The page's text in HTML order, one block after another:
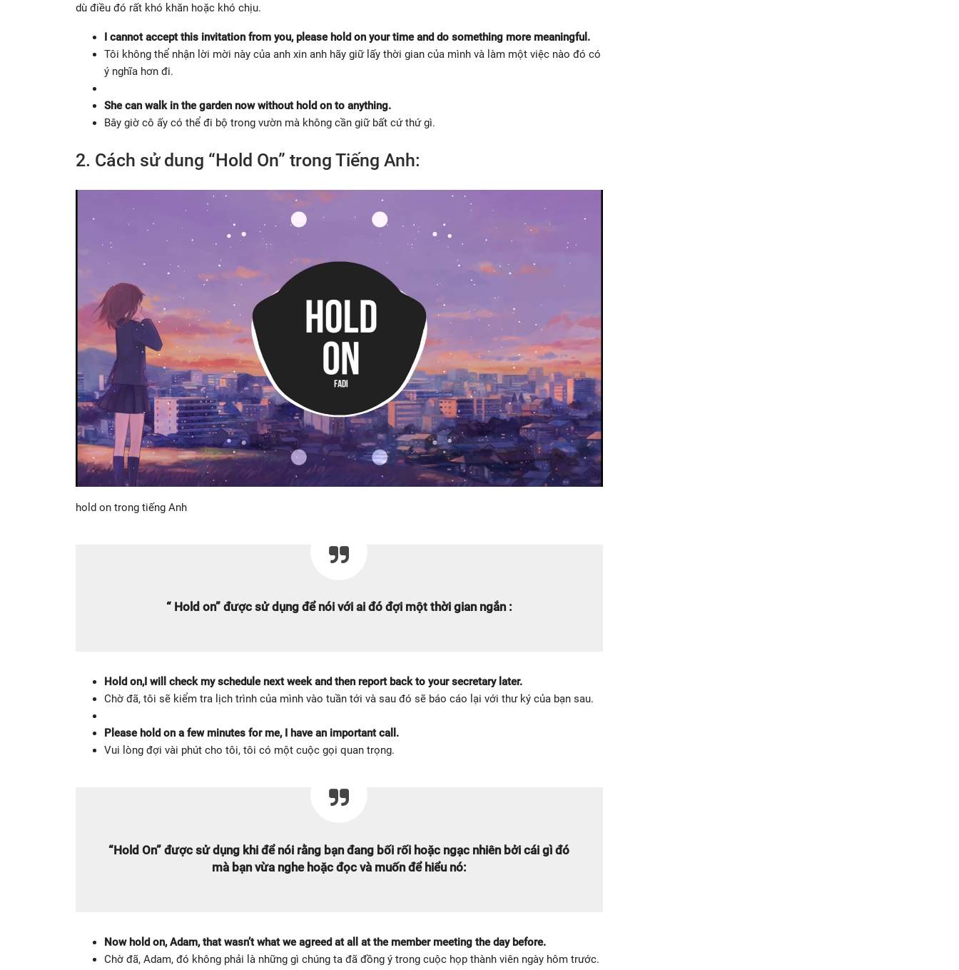
dù điều đó rất khó khăn hoặc khó chịu.
I cannot accept this invitation from you, please hold on your time and do something more meaningful.
Tôi không thể nhận lời mời này của anh xin anh hãy giữ lấy thời gian của mình và làm một việc nào đó có
ý nghĩa hơn đi.
She can walk in the garden now without hold on to anything.
Bây giờ cô ấy có thể đi bộ trong vườn mà không cần giữ bất cứ thứ gì.
2. Cách sử dung “Hold On” trong Tiếng Anh:
hold on trong tiếng Anh
“ Hold on” được sử dụng để nói với ai đó đợi một thời gian ngắn :
Hold on,I will check my schedule next week and then report back to your secretary later.
Chờ đã, tôi sẽ kiểm tra lịch trình của mình vào tuần tới và sau đó sẽ báo cáo lại với thư ký của bạn sau.
Please hold on a few minutes for me, I have an important call.
Vui lòng đợi vài phút cho tôi, tôi có một cuộc gọi quan trọng.
“Hold On” được sử dụng khi để nói rằng bạn đang bối rối hoặc ngạc nhiên bởi cái gì đó
mà bạn vừa nghe hoặc đọc và muốn để hiểu nó:
Now hold on, Adam, that wasn’t what we agreed at all at the member meeting the day before.
Chờ đã, Adam, đó không phải là những gì chúng ta đã đồng ý trong cuộc họp thành viên ngày hôm trước.